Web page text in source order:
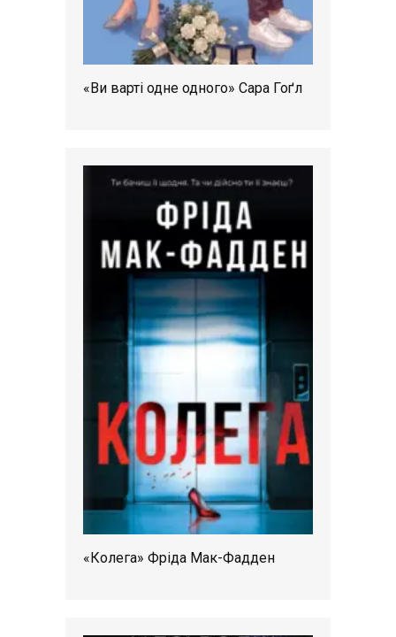
«Ви варті одне одного» Сара Гоґл
«Колега» Фріда Мак-Фадден